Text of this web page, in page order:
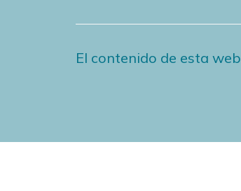
El contenido de esta